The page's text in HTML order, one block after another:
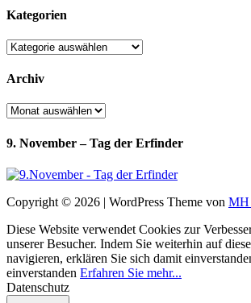
Kategorien
Kategorien
Archiv
Archiv
9. November – Tag der Erfinder
Copyright © 2026 | WordPress Theme von MH
Diese Website verwendet Cookies zur
unserer Besucher. Indem Sie weiterhin auf
navigieren, erklären Sie sich damit
einverstanden Erfahren Sie mehr...
Datenschutz